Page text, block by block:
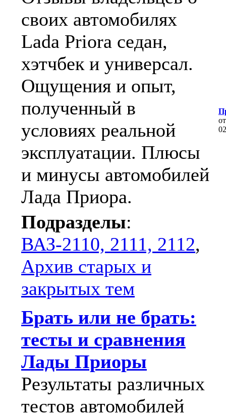
своих автомобилях
Lada Priora седан,
хэтчбек и универсал.
Ощущения и опыт,
полученный в
условиях реальной
эксплуатации. Плюсы
и минусы автомобилей
Лада Приора.
Подразделы:
ВАЗ-2110, 2111, 2112,
Архив старых и
закрытых тем
Брать или не брать:
тесты и сравнения
Лады Приоры
Результаты различных
тестов автомобилей